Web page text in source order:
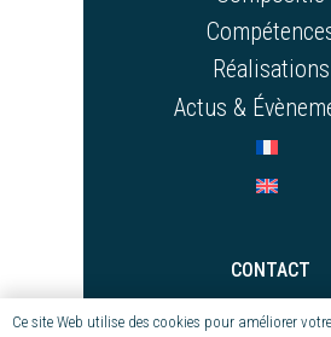
Réalisations
Actus &
CONTACT
+33 (0)2 97 55
Ce site Web utilise des cookies pour améliorer votre